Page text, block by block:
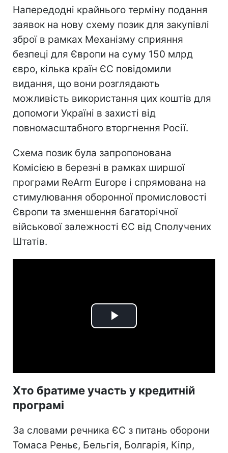
Напередодні крайнього терміну подання
заявок на нову схему позик для закупівлі
зброї в рамках Механізму сприяння
безпеці для Європи на суму 150 млрд
євро, кілька країн ЄС повідомили
видання, що вони розглядають
можливість використання цих коштів для
допомоги Україні в захисті від
повномасштабного вторгнення Росії.
Схема позик була запропонована
Комісією в березні в рамках ширшої
програми ReArm Europe і спрямована на
стимулювання оборонної промисловості
Європи та зменшення багаторічної
військової залежності ЄС від Сполучених
Штатів.
Play
Хто братиме участь у кредитній
програмі
За словами речника ЄС з питань оборони
Томаса Реньє, Бельгія, Болгарія, Кіпр,